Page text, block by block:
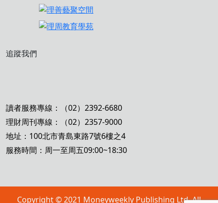
追蹤我們
讀者服務專線：（02）2392-6680
理財周刊專線：（02）2357-9000
地址：100北市青島東路7號6樓之4
服務時間：周一至周五09:00~18:30
Copyright © 2021 Moneyweekly Publishing Ltd. All